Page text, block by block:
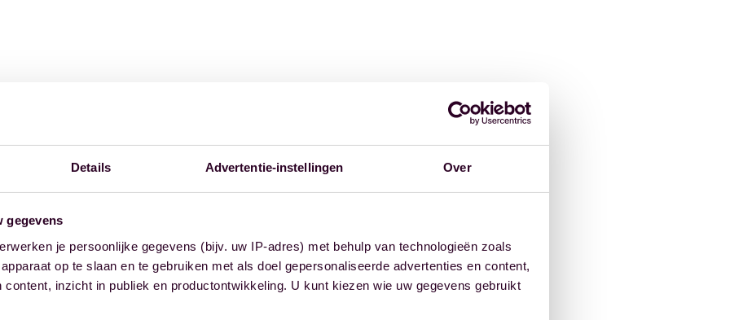
Details Advertentie-instellingen Over
gegevens
je persoonlijke gegevens (bijv. uw IP-adres) met behulp van technologieën zoals
op te slaan en te gebruiken met als doel gepersonaliseerde advertenties en content,
content, inzicht in publiek en productontwikkeling. U kunt kiezen wie uw gegevens gebruikt